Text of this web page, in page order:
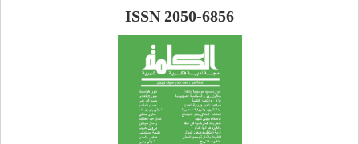
ISSN 2050-6856